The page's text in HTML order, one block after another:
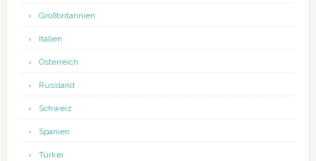
Großbritannien
Italien
Österreich
Russland
Schweiz
Spanien
Türkei